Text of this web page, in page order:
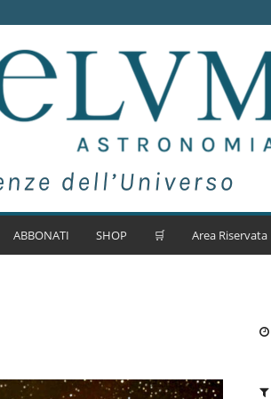
ABBONATI SHOP 🛒 Area Riservata